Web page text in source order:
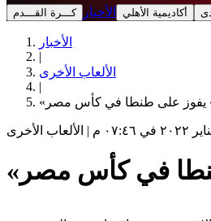
كـــرة القـــدم الأخبار أكاديمية الأهلي
الأخبار
|
الألعاب الأخرى
|
يفوز على طنطا في كأس مصر
| الألعاب الأخرى
في كأس مصر